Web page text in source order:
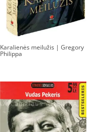
Karalienės meilužis | Gregory
Philippa